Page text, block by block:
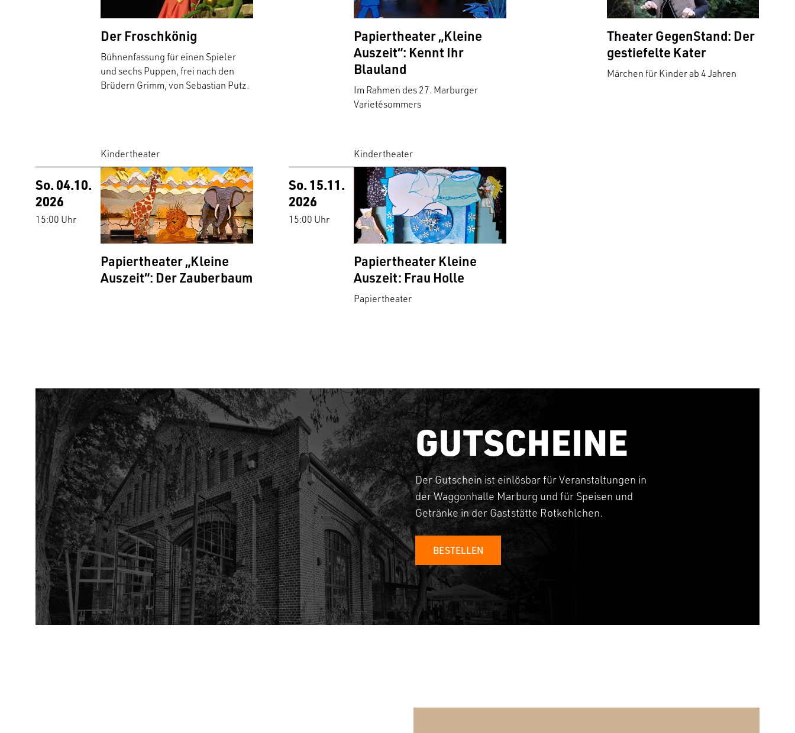
Der Froschkönig
Bühnenfassung für einen Spieler
und sechs Puppen, frei nach den
Brüdern Grimm, von Sebastian Putz.
Papiertheater „Kleine
Auszeit“: Kennt Ihr
Blauland
Im Rahmen des 27. Marburger
Varietésommers
Theater GegenStand: Der
gestiefelte Kater
Märchen für Kinder ab 4 Jahren
Kindertheater
So. 04.10.
2026
15:00 Uhr
Papiertheater „Kleine
Auszeit“: Der Zauberbaum
Kindertheater
So. 15.11.
2026
15:00 Uhr
Papiertheater Kleine
Auszeit: Frau Holle
Papiertheater
GUTSCHEINE
Der Gutschein ist einlösbar für Veranstaltungen in
der Waggonhalle Marburg und für Speisen und
Getränke in der Gaststätte Rotkehlchen.
BESTELLEN